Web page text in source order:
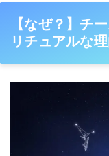
【なぜ？】チ
リチュアルな